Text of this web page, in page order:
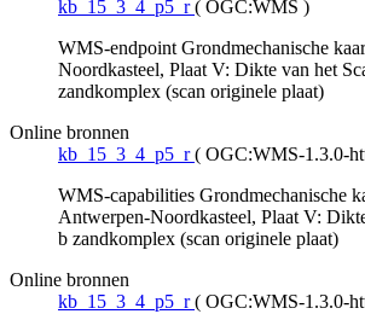
kb_15_3_4_p5_r ( OGC:WMS )
WMS-endpoint Grondmechanische
Noordkasteel, Plaat V: Dikte van het
zandkomplex (scan originele plaat)
Online bronnen
kb_15_3_4_p5_r ( OGC:WMS-1.3.0-
WMS-capabilities Grondmechanische
Antwerpen-Noordkasteel, Plaat V:
b zandkomplex (scan originele plaat)
Online bronnen
kb_15_3_4_p5_r ( OGC:WMS-1.3.0-